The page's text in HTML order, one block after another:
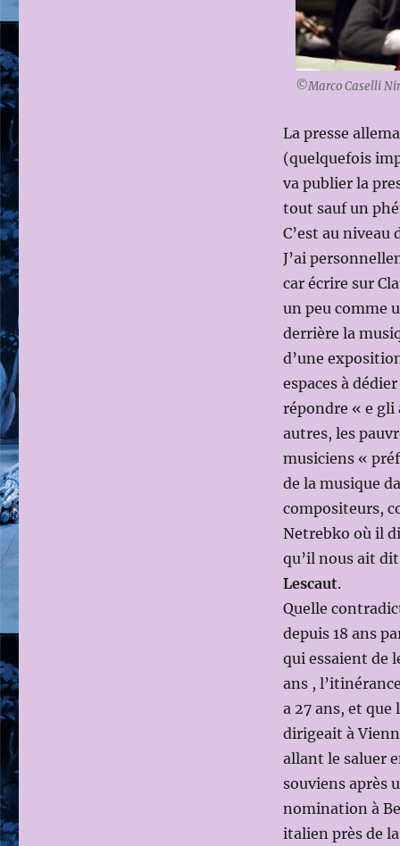
©Marco Caselli
La presse
(quelquefois
va publier la
tout sauf un
C’est au
J’ai
car écrire sur
un peu comme
derrière la
d’une
espaces à
répondre « e
autres, les
musiciens «
de la musique
compositeurs,
Netrebko où il
qu’il nous ait
Lescaut.
Quelle
depuis 18 ans
qui essaient de
ans ,
a 27 ans, et que
dirigeait à
allant le saluer
souviens après
nomination à
italien près de